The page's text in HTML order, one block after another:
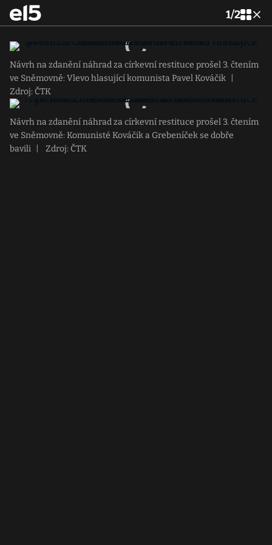
1/2
Návrh na zdanění náhrad za církevní restituce prošel 3. čtením
ve Sněmovně: Vlevo hlasující komunista Pavel Kováčik
Zdroj: ČTK
Návrh na zdanění náhrad za církevní restituce prošel 3. čtením
ve Sněmovně: Komunisté Kováčik a Grebeníček se dobře
bavili
Zdroj: ČTK